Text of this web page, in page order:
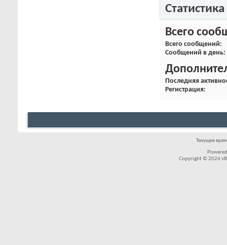
Статистика
Всего
Всего сообщений
Сообщений в день
Последняя
Регистрация
Текущее
Copyright © 2026